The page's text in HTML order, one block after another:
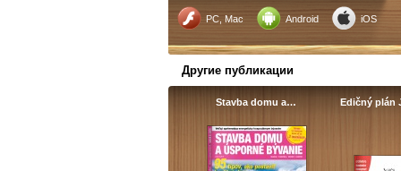
PC, Mac Android iOS
Другие публикации
Stavba domu a… Edičný plán